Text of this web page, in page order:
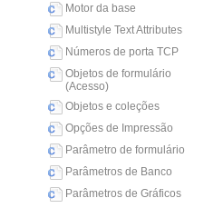
Motor da base
Multistyle Text Attributes
Números de porta TCP
Objetos de formulário
(Acesso)
Objetos e coleções
Opções de Impressão
Parâmetro de formulário
Parâmetros de Banco
Parâmetros de Gráficos